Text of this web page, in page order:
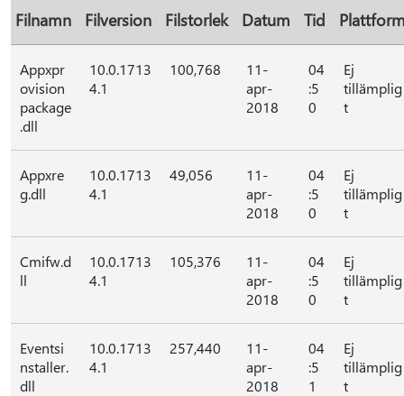
Filnamn Filversion Filstorlek Datum Tid
Appxpr
ovision
package
.dll
10.0.1713
4.1
100,768
11-
apr-
2018
04
:5
0
Ej
tillämplig
t
Appxre
g.dll
10.0.1713
4.1
49,056
11-
apr-
2018
04
:5
0
Ej
tillämplig
t
Cmifw.d
ll
10.0.1713
4.1
105,376
11-
apr-
2018
04
:5
0
Ej
tillämplig
t
Eventsi
nstaller.
dll
10.0.1713
4.1
257,440
11-
apr-
2018
04
:5
1
Ej
tillämplig
t